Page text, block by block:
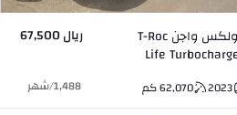
فولكس واجن T-Roc
Life
ريال 67,500
2023
62,070كم 1,488
/شهر